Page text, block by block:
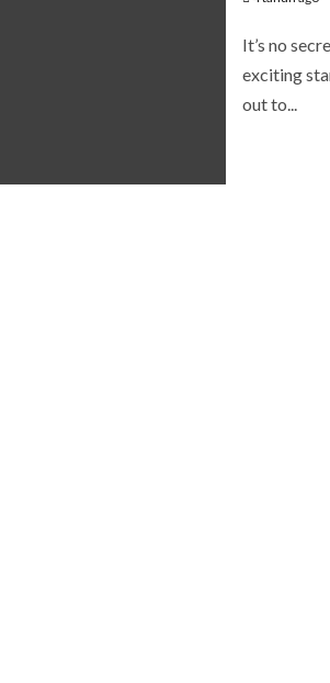
It’s no
exciting
out to...